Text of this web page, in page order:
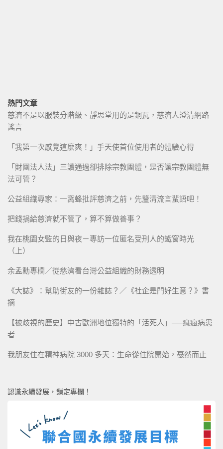
熱門文章
慈濟不是以服裝分階級、靜思堂用的是銅瓦，慈濟人澄清網路
謠言
「我第一次感覺這麼爽！」手天使首位使用者的體驗心得
「財團法人法」三讀通過卻排除宗教團體，是否讓宗教團體無
法可管？
公益組織專家：一窩蜂批評慈濟之前，先釐清流言蜚語吧！
把錢捐給慈濟就不管了，算不算做善事？
我在桃園女監的日與夜－專訪一位匿名受刑人的鐵窗時光
（上）
余孟勳專欄／從慈濟看台灣公益組織的財務透明
《大誌》：幫助街友的一份雜誌？／《社企是門好生意？》書
摘
【被歧視的歷史】中古歐洲地位獨特的「活死人」──痲瘋病患
者
我朋友住在精神病院 3000 多天：生命從住院開始，戞然而止
認識永續發展，鎖定專欄！